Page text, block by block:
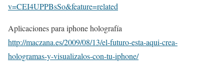
v=CEI4UPPBsSo&feature=related
Aplicaciones para iphone holografía
http://maczana.es/2009/08/13/el-futuro-esta-aqui-crea-
hologramas-y-visualizalos-con-tu-iphone/